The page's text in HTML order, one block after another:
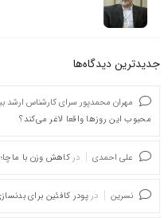
جدیدترین دیدگاه‌‌ها
مهران محمدپور سرای کارشناس ارشد
محبوب این روزها واقعا لاغر می‌کند؟
علی احمدی در کاهش وزن با
نسرین در پودر کافئین برای